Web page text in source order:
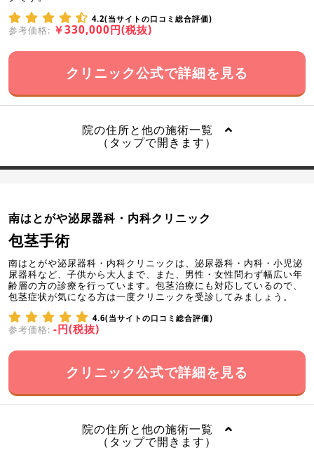
4.2(当サイトの口コミ総合評価)
参考価格: ￥330,000円(税抜)
クリニック公式で詳細を見る
院の住所と他の施術一覧
（タップで開きます）
南はとがや泌尿器科・内科クリニック
包茎手術
南はとがや泌尿器科・内科クリニックは、泌尿器科・内科・小児泌
尿器科など、子供から大人まで、また、男性・女性問わず幅広い年
齢層の方の診療を行っています。包茎治療にも対応しているので、
包茎症状が気になる方は一度クリニックを受診してみましょう。
4.6(当サイトの口コミ総合評価)
参考価格: -円(税抜)
クリニック公式で詳細を見る
院の住所と他の施術一覧
（タップで開きます）